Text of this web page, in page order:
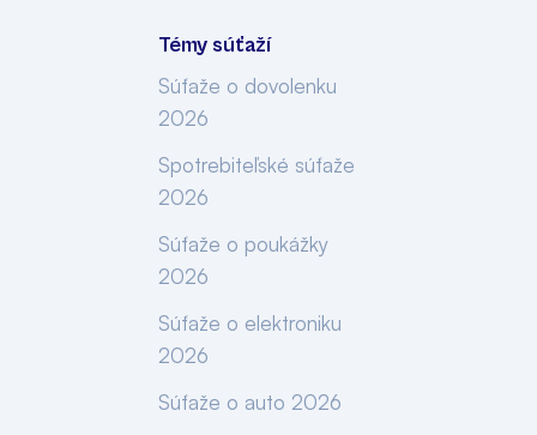
Témy súťaží
Súťaže o dovolenku
2026
Spotrebiteľské súťaže
2026
Súťaže o poukážky
2026
Súťaže o elektroniku
2026
Súťaže o auto 2026